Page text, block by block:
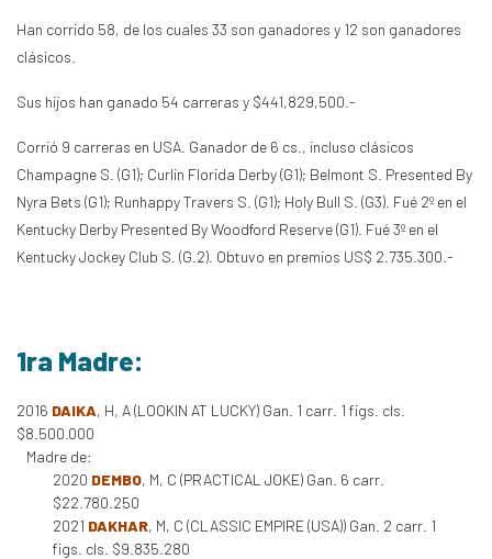
Han corrido 58, de los cuales 33 son ganadores y 12 son ganadores
clásicos.
Sus hijos han ganado 54 carreras y $441,829,500.-
Corrió 9 carreras en USA. Ganador de 6 cs., incluso clásicos
Champagne S. (G1); Curlin Florida Derby (G1); Belmont S. Presented By
Nyra Bets (G1); Runhappy Travers S. (G1); Holy Bull S. (G3). Fué 2º en el
Kentucky Derby Presented By Woodford Reserve (G1). Fué 3º en el
Kentucky Jockey Club S. (G.2). Obtuvo en premios US$ 2.735.300.-
1ra Madre:
2016 DAIKA, H, A (LOOKIN AT LUCKY) Gan. 1 carr. 1 figs. cls.
$8.500.000
Madre de:
2020 DEMBO, M, C (PRACTICAL JOKE) Gan. 6 carr.
$22.780.250
2021 DAKHAR, M, C (CLASSIC EMPIRE (USA)) Gan. 2 carr. 1
figs. cls. $9.835.280